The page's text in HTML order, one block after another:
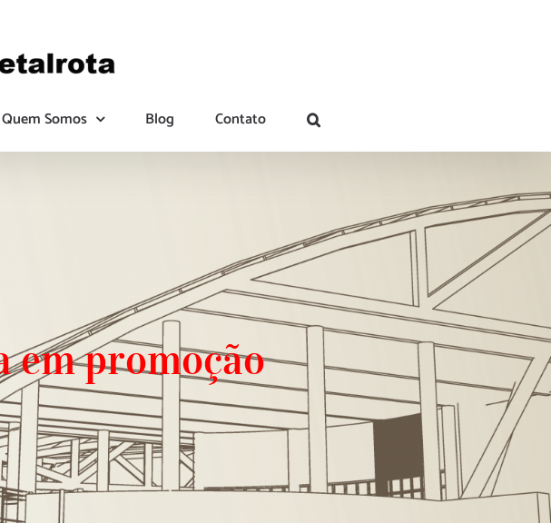
Quem Somos Blog Contato
em promoção